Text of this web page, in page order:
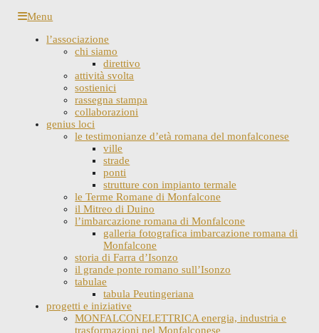
Skip
content
Menu
l’associazione
chi siamo
direttivo
attività svolta
sostienici
rassegna stampa
collaborazioni
genius loci
le testimonianze d’età romana del monfalconese
ville
strade
ponti
strutture con impianto termale
le Terme Romane di Monfalcone
il Mitreo di Duino
l’imbarcazione romana di Monfalcone
galleria fotografica imbarcazione romana di
Monfalcone
storia di Farra d’Isonzo
il grande ponte romano sull’Isonzo
tabulae
tabula Peutingeriana
progetti e iniziative
MONFALCONELETTRICA energia, industria e
trasformazioni nel Monfalconese